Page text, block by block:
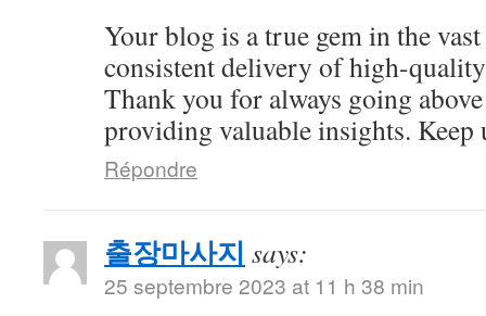
Your blog is a true gem in the
consistent delivery of high-
Thank you for always going
providing valuable insights.
Répondre
출장마사지 says:
25 septembre 2023 at 11 h 38 min